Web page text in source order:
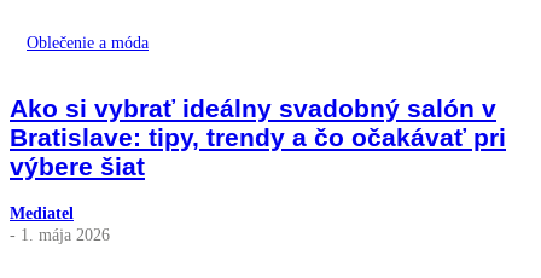
Oblečenie a móda
Ako si vybrať ideálny svadobný salón v
Bratislave: tipy, trendy a čo očakávať pri
výbere šiat
Mediatel
- 1. mája 2026